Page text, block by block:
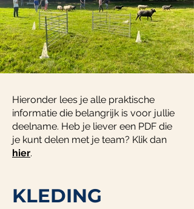
Hieronder lees je alle praktische
informatie die belangrijk is voor jullie
deelname. Heb je liever een PDF die
je kunt delen met je team? Klik dan
hier.
KLEDING